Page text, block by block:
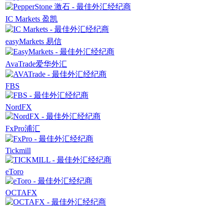
IC Markets 盈凯
easyMarkets 易信
AvaTrade爱华外汇
FBS
NordFX
FxPro浦汇
Tickmill
eToro
OCTAFX